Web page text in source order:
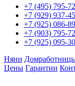
+7 (495) 795-
+7 (929) 937-
+7 (925) 086-
+7 (903) 795-
+7 (925) 095-
Няни
Цены Гарантии